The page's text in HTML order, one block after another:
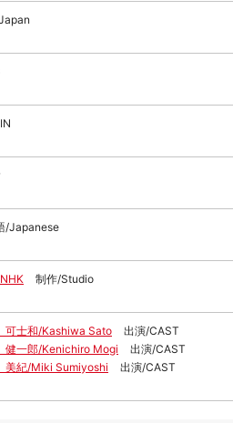
/Japanese
制作/Studio
士和/Kashiwa Sato
出演/CAST
一郎/Kenichiro Mogi
出演/CAST
紀/Miki Sumiyoshi
出演/CAST